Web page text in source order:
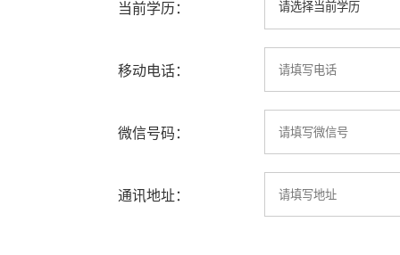
当前学历：
移动电话：
微信号码：
通讯地址：